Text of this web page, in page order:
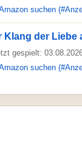
suchen
Klang der Liebe
gespielt:
suchen